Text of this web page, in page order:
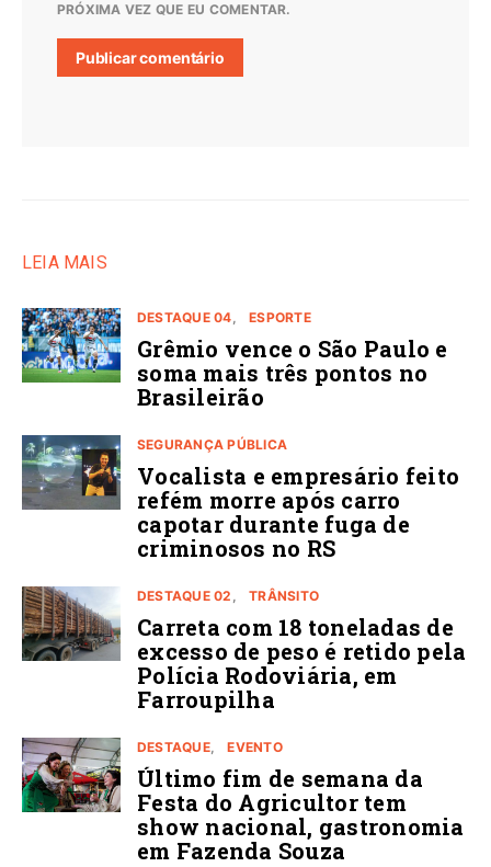
PRÓXIMA VEZ QUE EU COMENTAR.
LEIA MAIS
DESTAQUE 04 ESPORTE
Grêmio vence o São Paulo e
soma mais três pontos no
Brasileirão
SEGURANÇA PÚBLICA
Vocalista e empresário feito
refém morre após carro
capotar durante fuga de
criminosos no RS
DESTAQUE 02 TRÂNSITO
Carreta com 18 toneladas de
excesso de peso é retido pela
Polícia Rodoviária, em
Farroupilha
DESTAQUE EVENTO
Último fim de semana da
Festa do Agricultor tem
show nacional, gastronomia
em Fazenda Souza